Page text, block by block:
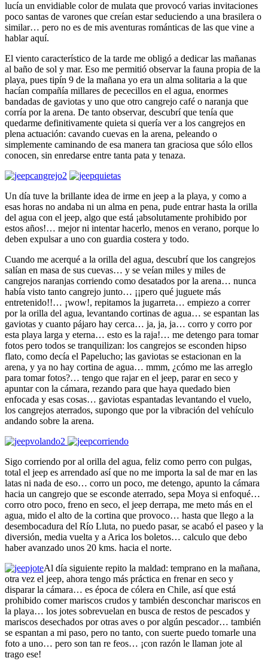
lucía un envidiable color de mulata que provocó varias invitaciones
poco santas de varones que creían estar seduciendo a una brasilera o
similar… pero no es de mis aventuras románticas de las que vine a
hablar aquí.
El viento característico de la tarde me obligó a dedicar las mañanas
al baño de sol y mar. Eso me permitió observar la fauna propia de la
playa, pues tipín 9 de la mañana yo era un alma solitaria a la que
hacían compañía millares de pececillos en el agua, enormes
bandadas de gaviotas y uno que otro cangrejo café o naranja que
corría por la arena. De tanto observar, descubrí que tenía que
quedarme definitivamente quieta si quería ver a los cangrejos en
plena actuación: cavando cuevas en la arena, peleando o
simplemente caminando de esa manera tan graciosa que sólo ellos
conocen, sin enredarse entre tanta pata y tenaza.
Un día tuve la brillante idea de irme en jeep a la playa, y como a
esas horas no andaba ni un alma en pena, pude entrar hasta la orilla
del agua con el jeep, algo que está ¡absolutamente prohibido por
estos años!… mejor ni intentar hacerlo, menos en verano, porque lo
deben expulsar a uno con guardia costera y todo.
Cuando me acerqué a la orilla del agua, descubrí que los cangrejos
salían en masa de sus cuevas… y se veían miles y miles de
cangrejos naranjas corriendo como desatados por la arena… nunca
había visto tanto cangrejo junto… ¡¡pero qué juguete más
entretenido!!… ¡wow!, repitamos la jugarreta… empiezo a correr
por la orilla del agua, levantando cortinas de agua… se espantan las
gaviotas y cuanto pájaro hay cerca… ja, ja, ja… corro y corro por
esta playa larga y eterna… esto es la raja!… me detengo para tomar
fotos pero todos se tranquilizan: los cangrejos se esconden hipso
flato, como decía el Papelucho; las gaviotas se estacionan en la
arena, y ya no hay cortina de agua… mmm, ¿cómo me las arreglo
para tomar fotos?… tengo que rajar en el jeep, parar en seco y
apuntar con la cámara, rezando para que haya quedado bien
enfocada y esas cosas… gaviotas espantadas levantando el vuelo,
los cangrejos aterrados, supongo que por la vibración del vehículo
andando sobre la arena.
Sigo corriendo por al orilla del agua, feliz como perro con pulgas,
total el jeep es arrendado así que no me importa la sal de mar en las
latas ni nada de eso… corro un poco, me detengo, apunto la cámara
hacia un cangrejo que se esconde aterrado, sepa Moya si enfoqué…
corro otro poco, freno en seco, el jeep derrapa, me meto más en el
agua, mido el alto de la cortina que provoco… hasta que llego a la
desembocadura del Río Lluta, no puedo pasar, se acabó el paseo y la
diversión, media vuelta y a Arica los boletos… calculo que debo
haber avanzado unos 20 kms. hacia el norte.
Al día siguiente repito la maldad: temprano en la mañana,
otra vez el jeep, ahora tengo más práctica en frenar en seco y
disparar la cámara… es época de cólera en Chile, así que está
prohibido comer mariscos crudos y también desconchar mariscos en
la playa… los jotes sobrevuelan en busca de restos de pescados y
mariscos desechados por otras aves o por algún pescador… también
se espantan a mi paso, pero no tanto, con suerte puedo tomarle una
foto a uno… pero son tan re feos… ¡con razón le llaman jote al
trago ese!